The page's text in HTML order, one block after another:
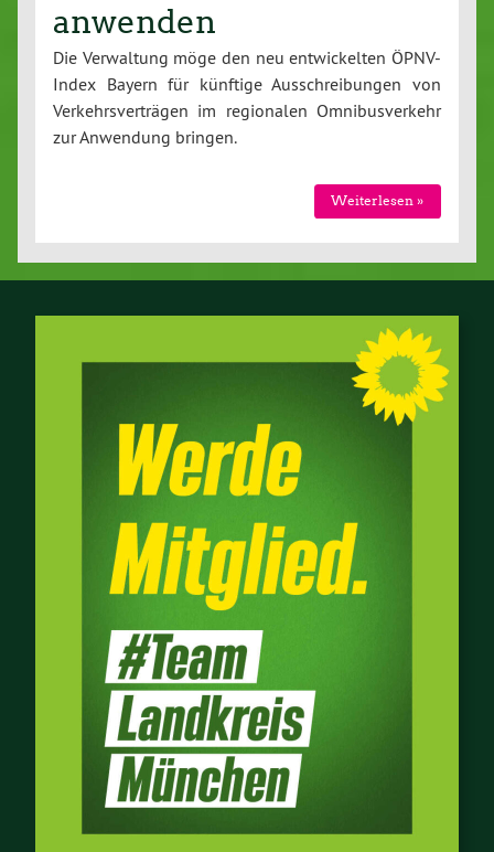
anwenden
Die Ver­wal­tung möge den neu ent­wi­ckel­ten ÖPNV-
In­dex Bayern für künftige Aus­schrei­bun­gen von
Ver­kehrs­ver­trä­gen im re­gio­na­len Om­ni­bus­ver­kehr
zur Anwendung bringen.
Wei­ter­le­sen »